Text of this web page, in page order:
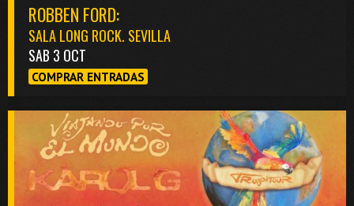
ROBBEN FORD:
SALA LONG ROCK. SEVILLA
SAB 3 OCT
COMPRAR ENTRADAS